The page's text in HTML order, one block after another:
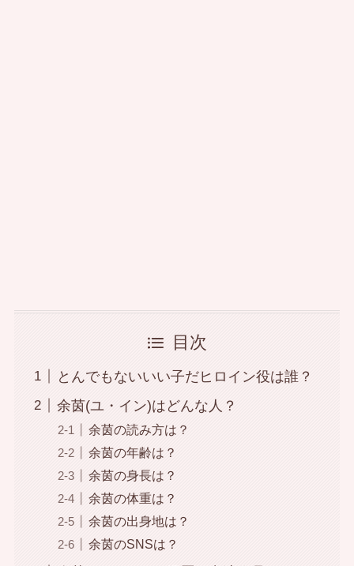
目次
とんでもないいい子だヒロイン役は誰？
余茵(ユ・イン)はどんな人？
余茵の読み方は？
余茵の年齢は？
余茵の身長は？
余茵の体重は？
余茵の出身地は？
余茵のSNSは？